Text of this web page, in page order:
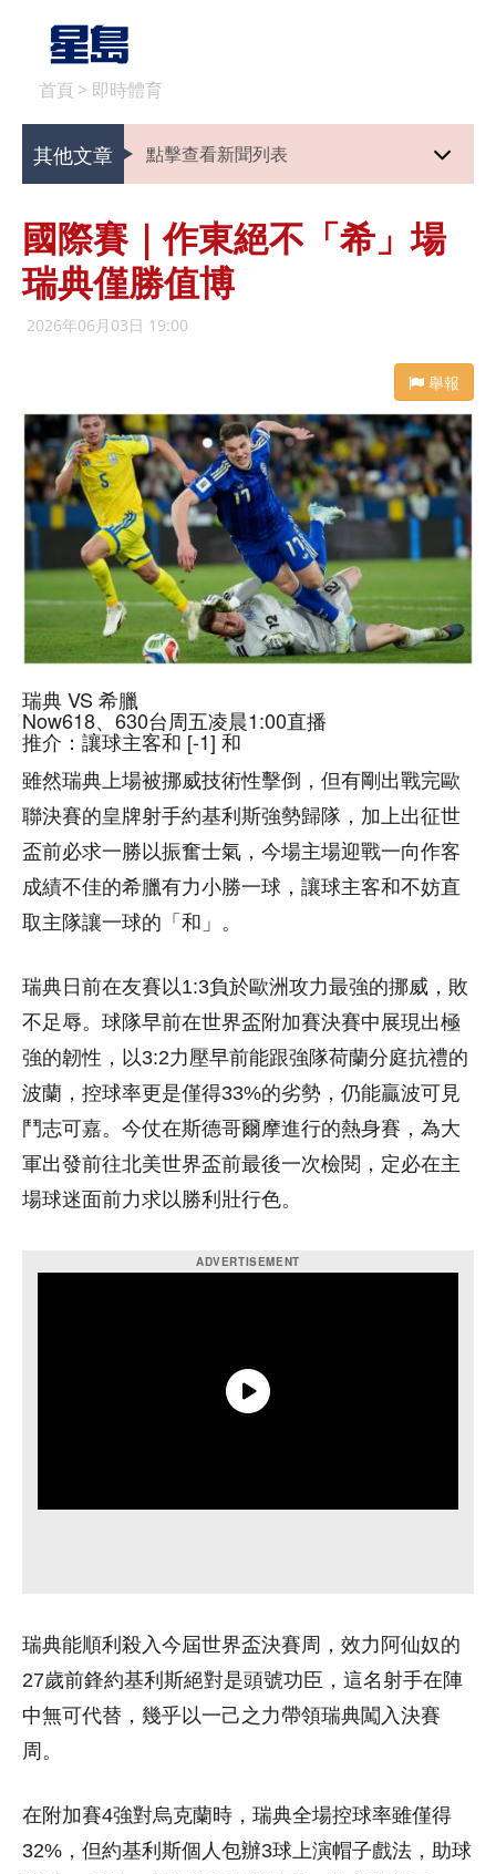
首頁 > 即時體育
其他文章 點擊查看新聞列表
國際賽｜作東絕不「希」場
瑞典僅勝值博
2026年06月03日 19:00
舉報
瑞典 VS 希臘
Now618、630台周五凌晨1:00直播
推介：讓球主客和 [-1] 和
雖然瑞典上場被挪威技術性擊倒，但有剛出戰完歐
聯決賽的皇牌射手約基利斯強勢歸隊，加上出征世
盃前必求一勝以振奮士氣，今場主場迎戰一向作客
成績不佳的希臘有力小勝一球，讓球主客和不妨直
取主隊讓一球的「和」。
瑞典日前在友賽以1:3負於歐洲攻力最強的挪威，敗
不足辱。球隊早前在世界盃附加賽決賽中展現出極
強的韌性，以3:2力壓早前能跟強隊荷蘭分庭抗禮的
波蘭，控球率更是僅得33%的劣勢，仍能贏波可見
鬥志可嘉。今仗在斯德哥爾摩進行的熱身賽，為大
軍出發前往北美世界盃前最後一次檢閱，定必在主
場球迷面前力求以勝利壯行色。
瑞典能順利殺入今屆世界盃決賽周，效力阿仙奴的
27歲前鋒約基利斯絕對是頭號功臣，這名射手在陣
中無可代替，幾乎以一己之力帶領瑞典闖入決賽
周。
在附加賽4強對烏克蘭時，瑞典全場控球率雖僅得
32%，但約基利斯個人包辦3球上演帽子戲法，助球